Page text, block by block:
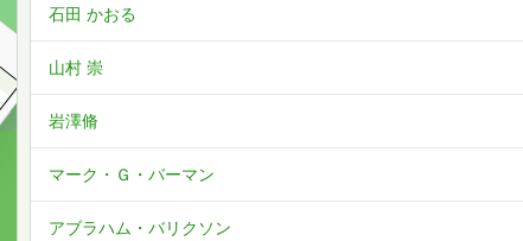
石田 かおる
山村 崇
岩澤脩
マーク・Ｇ・バーマン
アブラハム・バリクソン